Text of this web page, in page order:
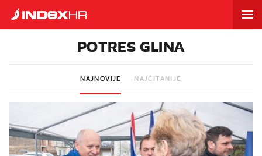
POTRES GLINA
NAJNOVIJE NAJČITANIJE